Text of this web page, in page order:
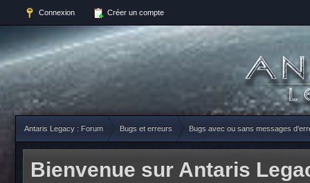
Connexion Créer un compte
Antaris Legacy : Forum Bugs et erreurs Bugs avec ou sans messages
Bienvenue sur Antaris